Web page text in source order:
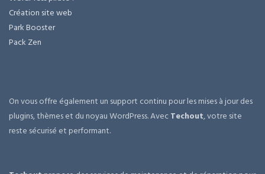
Création site web
Park Booster
Pack Zen
On vous offre également un support continu pour les mises à jour des
plugins, thèmes et du noyau WordPress. AvecTechout, votre site
reste sécurisé et performant.